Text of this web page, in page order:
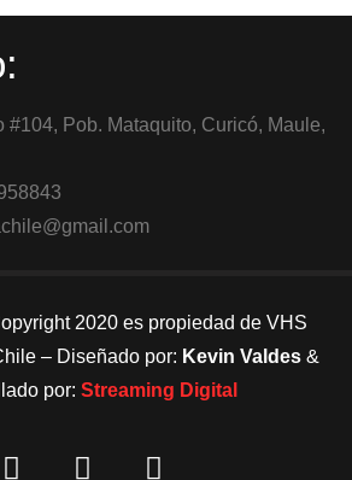
#104, Pob. Mataquito, Curicó, Maule,
2020 es propiedad de VHS
– Diseñado por: Kevin Valdes&
por: Streaming Digital